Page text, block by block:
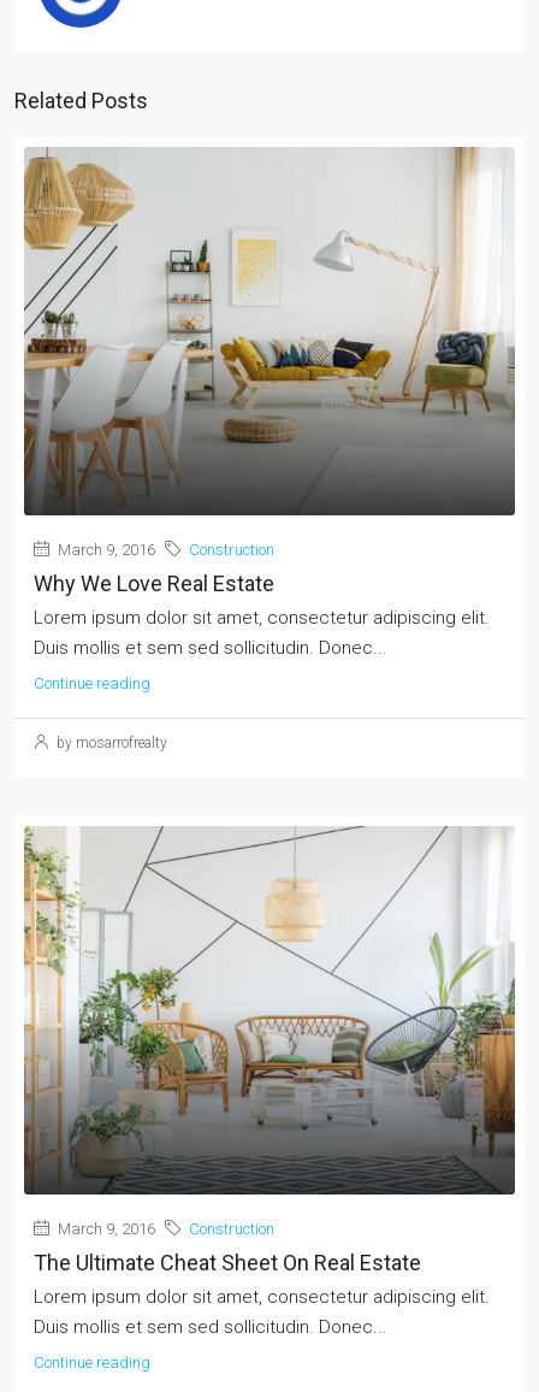
Related Posts
March 9, 2016 Construction
Why We Love Real Estate
Lorem ipsum dolor sit amet, consectetur adipiscing elit.
Duis mollis et sem sed sollicitudin. Donec...
Continue reading
by mosarrofrealty
March 9, 2016 Construction
The Ultimate Cheat Sheet On Real Estate
Lorem ipsum dolor sit amet, consectetur adipiscing elit.
Duis mollis et sem sed sollicitudin. Donec...
Continue reading